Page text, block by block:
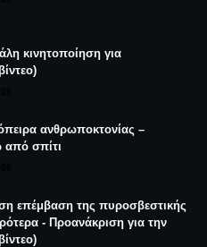
κινητοποίηση για
ανθρωποκτονίας –
από σπίτι
επέμβαση της πυροσβεστικής
- Προανάκριση για την